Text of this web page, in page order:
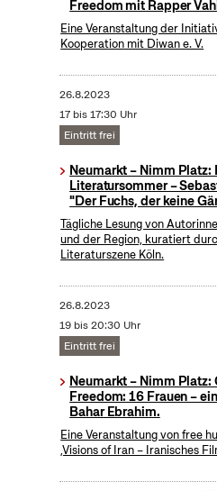
Freedom mit Rapper
Eine Veranstaltung der
Kooperation mit Diwan e. V.
26.8.2023
17 bis 17:30 Uhr
Eintritt frei
Neumarkt – Nimm Platz:
Literatursommer –
"Der Fuchs, der keine
Tägliche Lesung von
und der Region, kuratiert
Literaturszene Köln.
26.8.2023
19 bis 20:30 Uhr
Eintritt frei
Neumarkt – Nimm
Freedom: 16 Frauen –
Bahar Ebrahim.
Eine Veranstaltung von free
‚Visions of Iran – Iranisches